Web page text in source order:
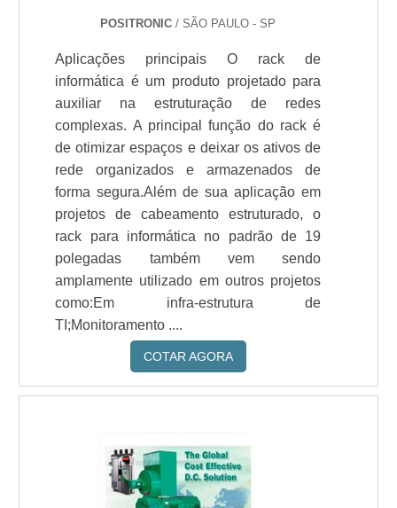
POSITRONIC / SÃO PAULO - SP
Aplicações principais O rack de
informática é um produto projetado para
auxiliar na estruturação de redes
complexas. A principal função do rack é
de otimizar espaços e deixar os ativos de
rede organizados e armazenados de
forma segura.Além de sua aplicação em
projetos de cabeamento estruturado, o
rack para informática no padrão de 19
polegadas também vem sendo
amplamente utilizado em outros projetos
como:Em infra-estrutura de
TI;Monitoramento ....
COTAR AGORA